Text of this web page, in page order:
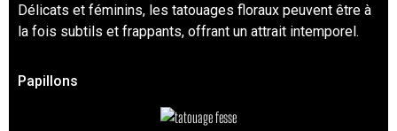
Délicats et féminins, les tatouages floraux peuvent être à
la fois subtils et frappants, offrant un attrait intemporel.
Papillons